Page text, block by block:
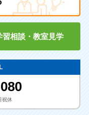
習相談・教室見学
祝休